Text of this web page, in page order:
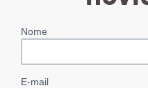
Nome
E-mail